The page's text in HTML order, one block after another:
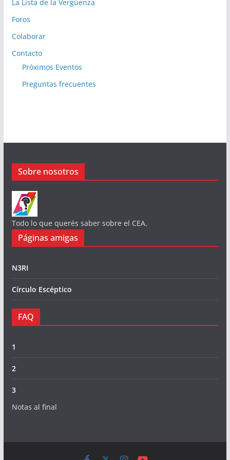
La Lista de la Vergüenza
Foros
Colaborar
Contacto
Próximos Eventos
Preguntas frecuentes
Sobre nosotros
Todo lo que querés saber sobre el CEA.
Páginas amigas
N3RI
Círculo Escéptico
FAQ
1
2
3
Notas al final